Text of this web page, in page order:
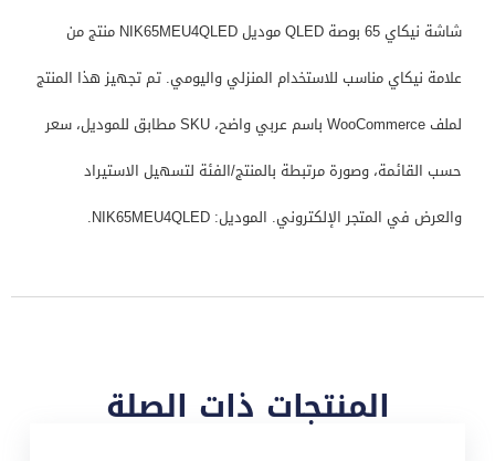
شاشة نيكاي 65 بوصة QLED موديل NIK65MEU4QLED منتج من
علامة نيكاي مناسب للاستخدام المنزلي واليومي. تم تجهيز هذا المنتج
لملف WooCommerce باسم عربي واضح، SKU مطابق للموديل، سعر
حسب القائمة، وصورة مرتبطة بالمنتج/الفئة لتسهيل الاستيراد
والعرض في المتجر الإلكتروني. الموديل: NIK65MEU4QLED.
المنتجات ذات الصلة